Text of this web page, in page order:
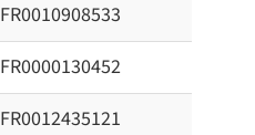
FR0010908533
FR0000130452
FR0012435121